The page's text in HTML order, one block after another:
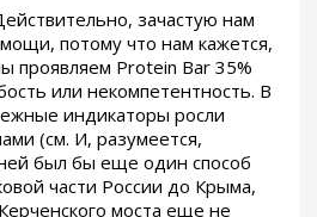
зачастую нам
потому что нам кажется,
проявляем Protein Bar 35%
или некомпетентность. В
индикаторы росли
(см. И, разумеется,
был бы еще один способ
части России до Крыма,
моста еще не